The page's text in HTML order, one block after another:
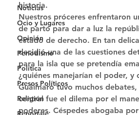
Noticias
Ocio y Lugares
Opinión
Periodismo
Política
Presos Políticos
Religión
historia.
Nuestros próceres enfrentaron
de parto para dar a luz la
estado de derecho. En tan
decidió una de las cuestiones
para la isla que se pretendía
¿quiénes manejarían el poder, y
Guáimaro tuvo muchos
central fue el dilema por el
poderes. Céspedes abogaba